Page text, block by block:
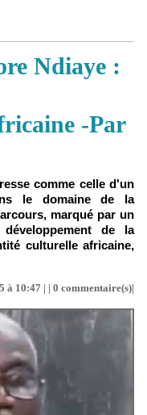
Ndiaye :
-Par
comme celle d'un
le domaine de la
marqué par un
de la
culturelle africaine,
à 10:47 | | 0 commentaire(s)|